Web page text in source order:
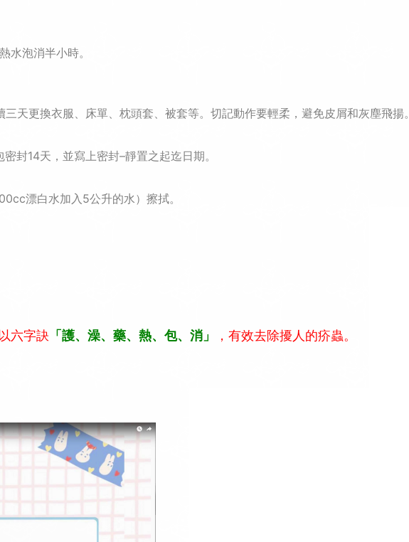
水泡消半小時。
天更換衣服、床單、枕頭套、被套等。切記動作要輕柔，避免皮屑和灰塵飛揚。
密封14天，並寫上密封–靜置之起迄日期。
漂白水加入 5公升的水）擦拭。
六字訣 「護、澡、藥、熱、包、消」 ，有效去除擾人的疥蟲。